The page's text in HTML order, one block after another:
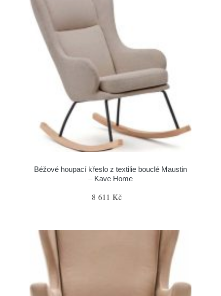
Béžové houpací křeslo z textilie bouclé Maustin
– Kave Home
8 611 Kč